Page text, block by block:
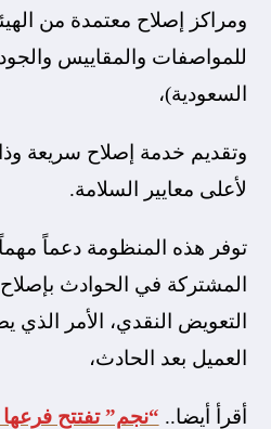
ومراكز إصلاح معتمدة من
للمواصفات والمقاييس
السعودية)،
وتقديم خدمة إصلاح سريعة
لأعلى معايير السلامة.
توفر هذه المنظومة دعماً
المشتركة في الحوادث
التعويض النقدي، الأمر
العميل بعد الحادث،
أقرأ أيضا.. “نجم” تفتتح